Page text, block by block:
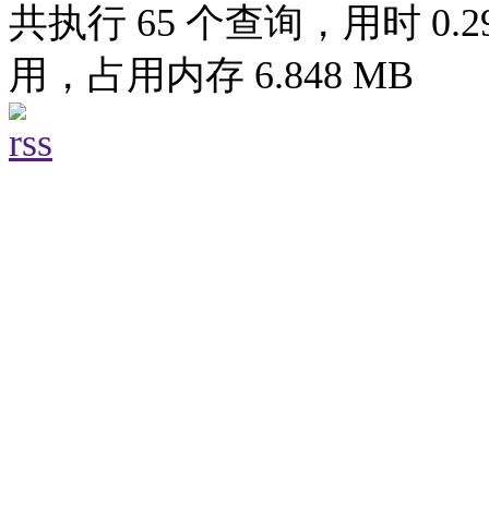
共执行 65 个查询，用时
用，占用内存 6.848 MB